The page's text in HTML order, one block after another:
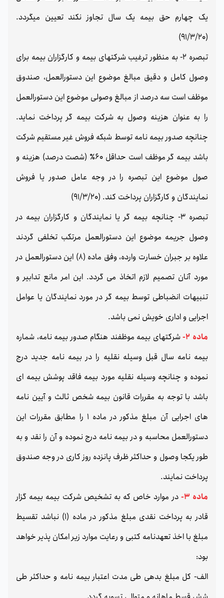
یک چهارم حق بیمه یک سال تجاوز نکند تعیین میگردد.
(91/3/20)
تبصره 2- به منظور ترغیب شرکتهای بیمه و کارگزاران بیمه برای
وصول کامل و دقیق مبالغ موضوع این دستورالعمل، صندوق
موظف است سه درصد از مبالغ وصولی موضوع این دستورالعمل
را به عنوان هزینه وصول به شرکت بیمه گر پرداخت نماید.
چنانچه صدور بیمه نامه توسط شبکه فروش غیر مستقیم شرکت
باشد بیمه گر موظف است حداقل 60٪ (شصت درصد) هزینه و
صول موضوع این تبصره را در وجه عامل صدور یا فروش
نمایندگان و کارگزاران پرداخت کند. (91/3/20)
تبصره 3- چنانچه بیمه گر یا نمایندگان و کارگزاران بیمه در
وصول جریمه موضوع این دستورالعمل مرتکب تخلفی گردند
علاوه بر جبران خسارت وارده، وفق ماده (8) این دستورالعمل در
مورد آنان تصمیم لازم اتخاذ می گردد. این امر مانع تدابیر و
تنبيهات انضباطی توسط بیمه گر در مورد نمایندگان یا عوامل
اجرایی و اداری خویش نمی باشد.
ماده 2-
شرکتهای بیمه موظفند هنگام صدور بیمه نامه، شماره
بیمه نامه سال قبل وسیله نقلیه را در بیمه نامه جدید درج
نموده و چنانچه وسیله نقلیه مورد بیمه فاقد پوشش بیمه ای
باشد با توجه به مقررات قانون بیمه شخص ثالث و آیین نامه
های اجرایی آن مبلغ مذکور در ماده 1 را مطابق مقررات این
دستورالعمل محاسبه و در بیمه نامه درج نموده و آن را نقد و به
طور یکجا وصول و حداکثر ظرف پانزده روز کاری در وجه صندوق
پرداخت نمایند.
ماده 3-
در موارد خاص که به تشخیص شرکت بیمه بیمه گزار
قادر به پرداخت نقدی مبلغ مذکور در ماده (1) نباشد تقسيط
مبلغ با اخذ تعهدنامه کتبی و رعایت موارد زیر امکان پذیر خواهد
بود:
الف- كل مبلغ بدهی طی مدت اعتبار بیمه نامه و حداکثر طی